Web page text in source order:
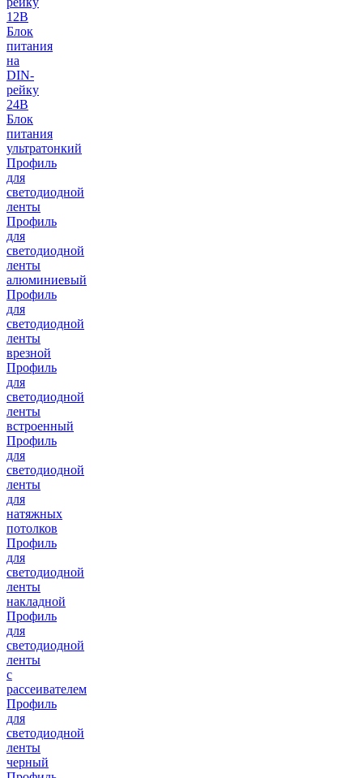
12В
Блок
питания
на
DIN-
рейку
24В
Блок
питания
ультратонкий
Профиль
для
светодиодной
ленты
Профиль
для
светодиодной
ленты
алюминиевый
Профиль
для
светодиодной
ленты
врезной
Профиль
для
светодиодной
ленты
встроенный
Профиль
для
светодиодной
ленты
для
натяжных
потолков
Профиль
для
светодиодной
ленты
накладной
Профиль
для
светодиодной
ленты
с
рассеивателем
Профиль
для
светодиодной
ленты
черный